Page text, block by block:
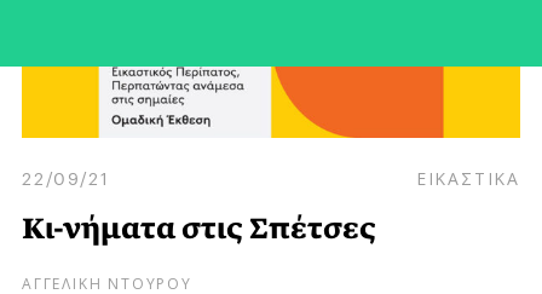
22/09/21 ΕΙΚΑΣΤΙΚΑ
Κι-νήματα στις Σπέτσες
ΑΓΓΕΛΙΚΗ ΝΤΟΥΡΟΥ